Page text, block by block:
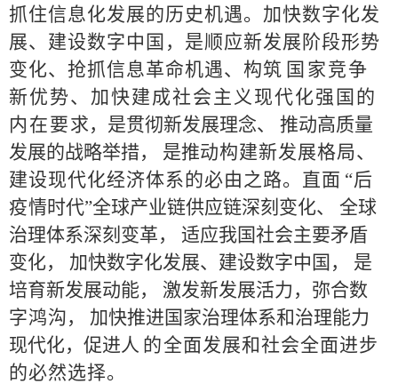
抓住信息化发展的历史机遇。加快数字化发
展、建设数字中 国 ， 是顺应新发展阶段形势
变化、抢抓信息革命机遇、构筑 国 家竞争
新优势、加快建成社会主义现代化强国的
内在要求，是贯彻新发展理念、
推动高质量
发展的战略举措，
是推动构建新发展格局、
建设现代化经济体系的必由之路。直面 “后
疫情时代”全球产业链供应链深刻变化、
全球
治理体系深刻变革， 适应我国社会主要矛盾
变化，
加快数字化发展、建设数字中国，
是
培育新发展动能，
激发新发展活力，弥合数
字鸿沟，
加快推进国家治理体系和治理能力
现代化，促进人 的全面发展和社会全面进步
的必然选择。